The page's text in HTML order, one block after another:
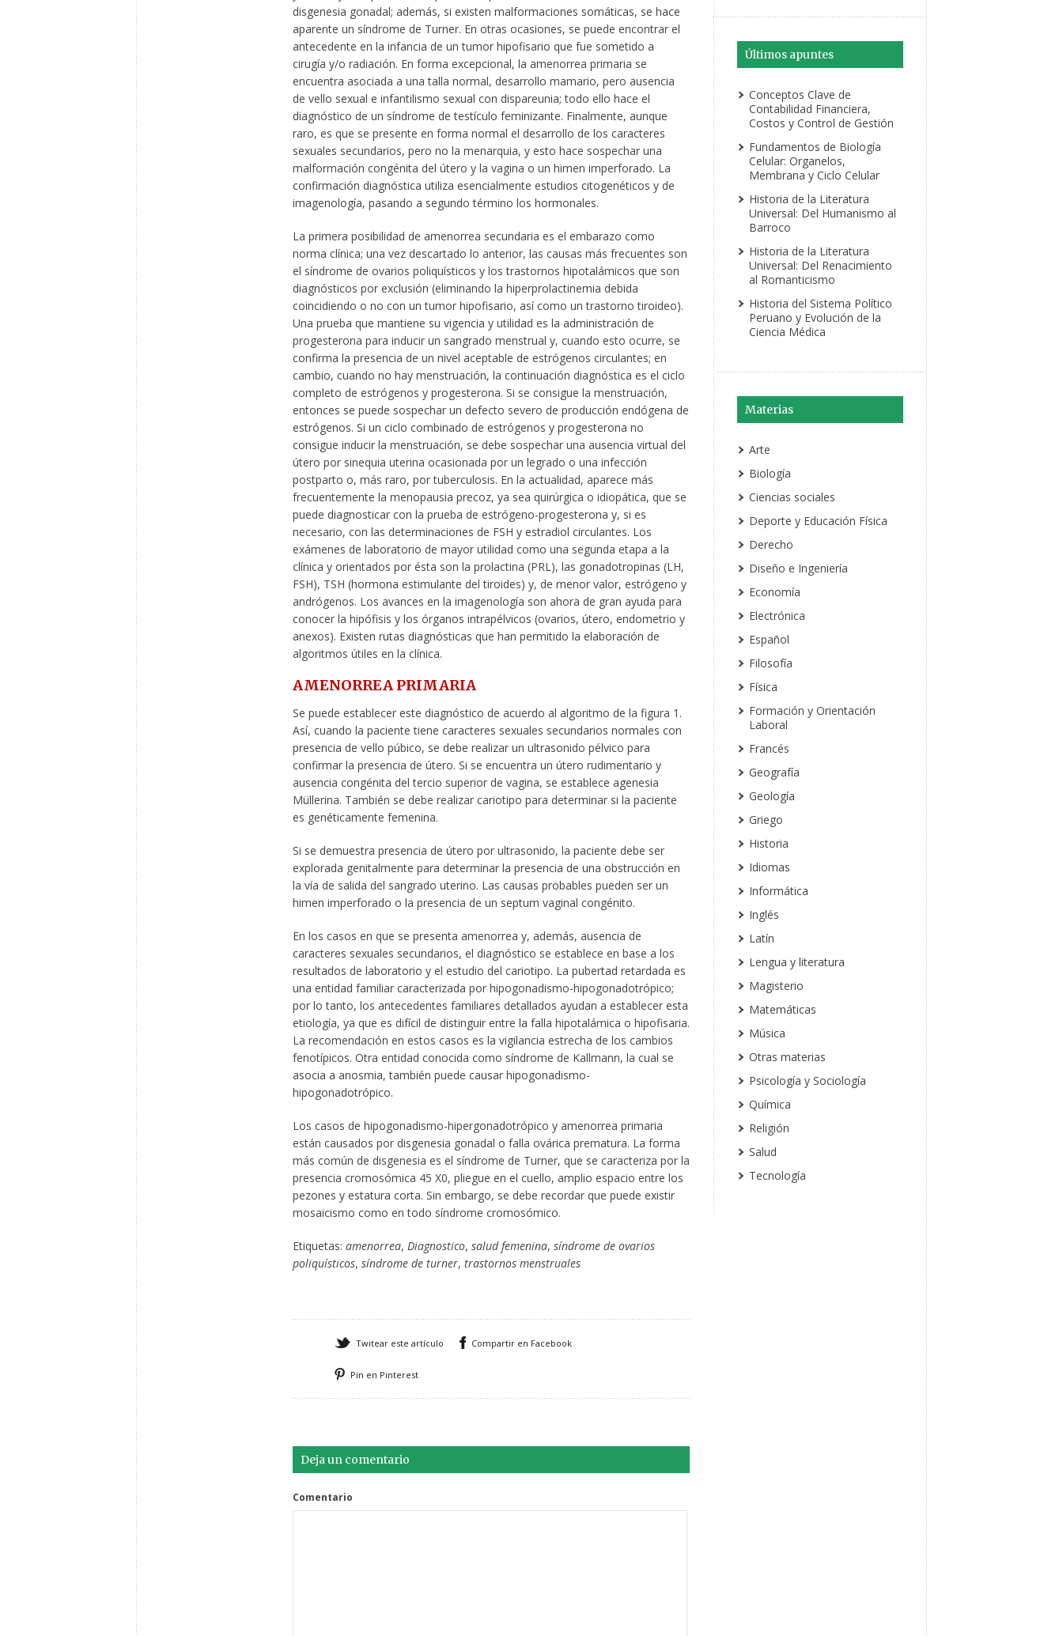
disgenesia gonadal; además, si existen malformaciones somáticas, se hace
aparente un síndrome de Turner. En otras ocasiones, se puede encontrar el
antecedente en la infancia de un tumor hipofisario que fue sometido a
cirugía y/o radiación. En forma excepcional, la amenorrea primaria se
encuentra asociada a una talla normal, desarrollo mamario, pero ausencia
de vello sexual e infantilismo sexual con dispareunia; todo ello hace el
diagnóstico de un síndrome de testículo feminizante. Finalmente, aunque
raro, es que se presente en forma normal el desarrollo de los caracteres
sexuales secundarios, pero no la menarquia, y esto hace sospechar una
malformación congénita del útero y la vagina o un himen imperforado. La
confirmación diagnóstica utiliza esencialmente estudios citogenéticos y de
imagenología, pasando a segundo término los hormonales.
La primera posibilidad de amenorrea secundaria es el embarazo como
norma clínica; una vez descartado lo anterior, las causas más frecuentes son
el síndrome de ovarios poliquísticos y los trastornos hipotalámicos que son
diagnósticos por exclusión (eliminando la hiperprolactinemia debida
coincidiendo o no con un tumor hipofisario, así como un trastorno tiroideo).
Una prueba que mantiene su vigencia y utilidad es la administración de
progesterona para inducir un sangrado menstrual y, cuando esto ocurre, se
confirma la presencia de un nivel aceptable de estrógenos circulantes; en
cambio, cuando no hay menstruación, la continuación diagnóstica es el ciclo
completo de estrógenos y progesterona. Si se consigue la menstruación,
entonces se puede sospechar un defecto severo de producción endógena de
estrógenos. Si un ciclo combinado de estrógenos y progesterona no
consigue inducir la menstruación, se debe sospechar una ausencia virtual del
útero por sinequia uterina ocasionada por un legrado o una infección
postparto o, más raro, por tuberculosis. En la actualidad, aparece más
frecuentemente la menopausia precoz, ya sea quirúrgica o idiopática, que se
puede diagnosticar con la prueba de estrógeno-progesterona y, si es
necesario, con las determinaciones de FSH y estradiol circulantes. Los
exámenes de laboratorio de mayor utilidad como una segunda etapa a la
clínica y orientados por ésta son la prolactina (PRL), las gonadotropinas (LH,
FSH), TSH (hormona estimulante del tiroides) y, de menor valor, estrógeno y
andrógenos. Los avances en la imagenología son ahora de gran ayuda para
conocer la hipófisis y los órganos intrapélvicos (ovarios, útero, endometrio y
anexos). Existen rutas diagnósticas que han permitido la elaboración de
algoritmos útiles en la clínica.
AMENORREA PRIMARIA
Se puede establecer este diagnóstico de acuerdo al algoritmo de la figura 1.
Así, cuando la paciente tiene caracteres sexuales secundarios normales con
presencia de vello púbico, se debe realizar un ultrasonido pélvico para
confirmar la presencia de útero. Si se encuentra un útero rudimentario y
ausencia congénita del tercio superior de vagina, se establece agenesia
Müllerina. También se debe realizar cariotipo para determinar si la paciente
es genéticamente femenina.
Si se demuestra presencia de útero por ultrasonido, la paciente debe ser
explorada genitalmente para determinar la presencia de una obstrucción en
la vía de salida del sangrado uterino. Las causas probables pueden ser un
himen imperforado o la presencia de un septum vaginal congénito.
En los casos en que se presenta amenorrea y, además, ausencia de
caracteres sexuales secundarios, el diagnóstico se establece en base a los
resultados de laboratorio y el estudio del cariotipo. La pubertad retardada es
una entidad familiar caracterizada por hipogonadismo-hipogonadotrópico;
por lo tanto, los antecedentes familiares detallados ayudan a establecer esta
etiología, ya que es difícil de distinguir entre la falla hipotalámica o hipofisaria.
La recomendación en estos casos es la vigilancia estrecha de los cambios
fenotípicos. Otra entidad conocida como síndrome de Kallmann, la cual se
asocia a anosmia, también puede causar hipogonadismo-
hipogonadotrópico.
Los casos de hipogonadismo-hipergonadotrópico y amenorrea primaria
están causados por disgenesia gonadal o falla ovárica prematura. La forma
más común de disgenesia es el síndrome de Turner, que se caracteriza por la
presencia cromosómica 45 X0, pliegue en el cuello, amplio espacio entre los
pezones y estatura corta. Sin embargo, se debe recordar que puede existir
mosaicismo como en todo síndrome cromosómico.
Etiquetas: amenorrea, Diagnostico, salud femenina, síndrome de ovarios
poliquísticos, síndrome de turner, trastornos menstruales
Twitear este artículo Compartir en Facebook
Pin en Pinterest
Deja un comentario
Comentario
Últimos apuntes
Conceptos Clave de
Contabilidad Financiera,
Costos y Control de Gestión
Fundamentos de Biología
Celular: Organelos,
Membrana y Ciclo Celular
Historia de la Literatura
Universal: Del Humanismo al
Barroco
Historia de la Literatura
Universal: Del Renacimiento
al Romanticismo
Historia del Sistema Político
Peruano y Evolución de la
Ciencia Médica
Materias
Arte
Biología
Ciencias sociales
Deporte y Educación Física
Derecho
Diseño e Ingeniería
Economía
Electrónica
Español
Filosofía
Física
Formación y Orientación
Laboral
Francés
Geografía
Geología
Griego
Historia
Idiomas
Informática
Inglés
Latín
Lengua y literatura
Magisterio
Matemáticas
Música
Otras materias
Psicología y Sociología
Química
Religión
Salud
Tecnología